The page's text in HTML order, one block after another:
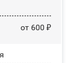
от 600 ₽